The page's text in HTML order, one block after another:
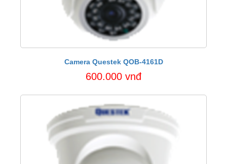
Camera Questek QOB-4161D
600.000 vnđ